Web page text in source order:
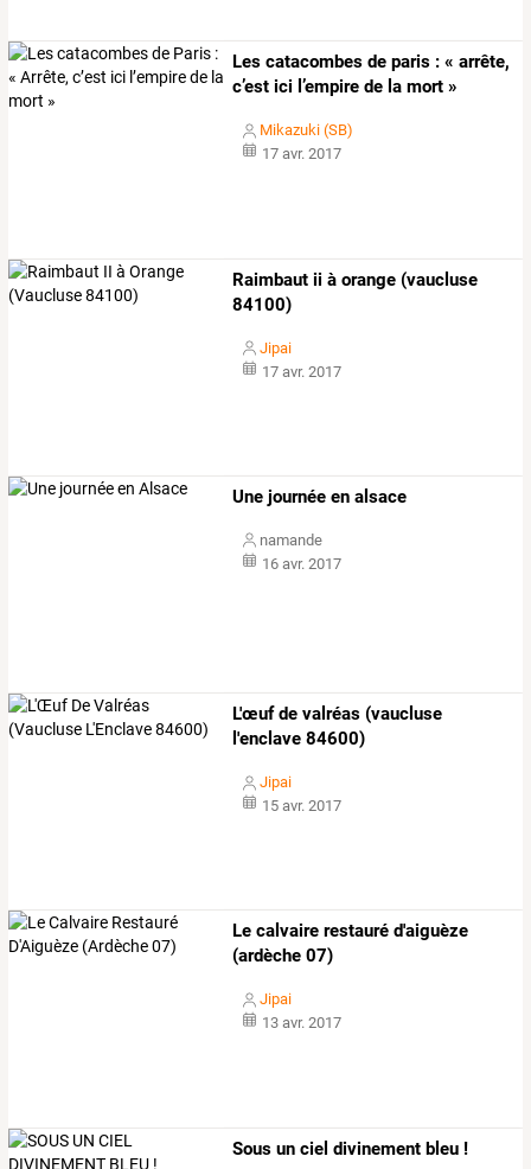
Les catacombes de paris : « arrête,
c’est ici l’empire de la mort »
Mikazuki (SB)
17 avr. 2017
Raimbaut ii à orange (vaucluse
84100)
Jipai
17 avr. 2017
Une journée en alsace
namande
16 avr. 2017
L'œuf de valréas (vaucluse
l'enclave 84600)
Jipai
15 avr. 2017
Le calvaire restauré d'aiguèze
(ardèche 07)
Jipai
13 avr. 2017
Sous un ciel divinement bleu !